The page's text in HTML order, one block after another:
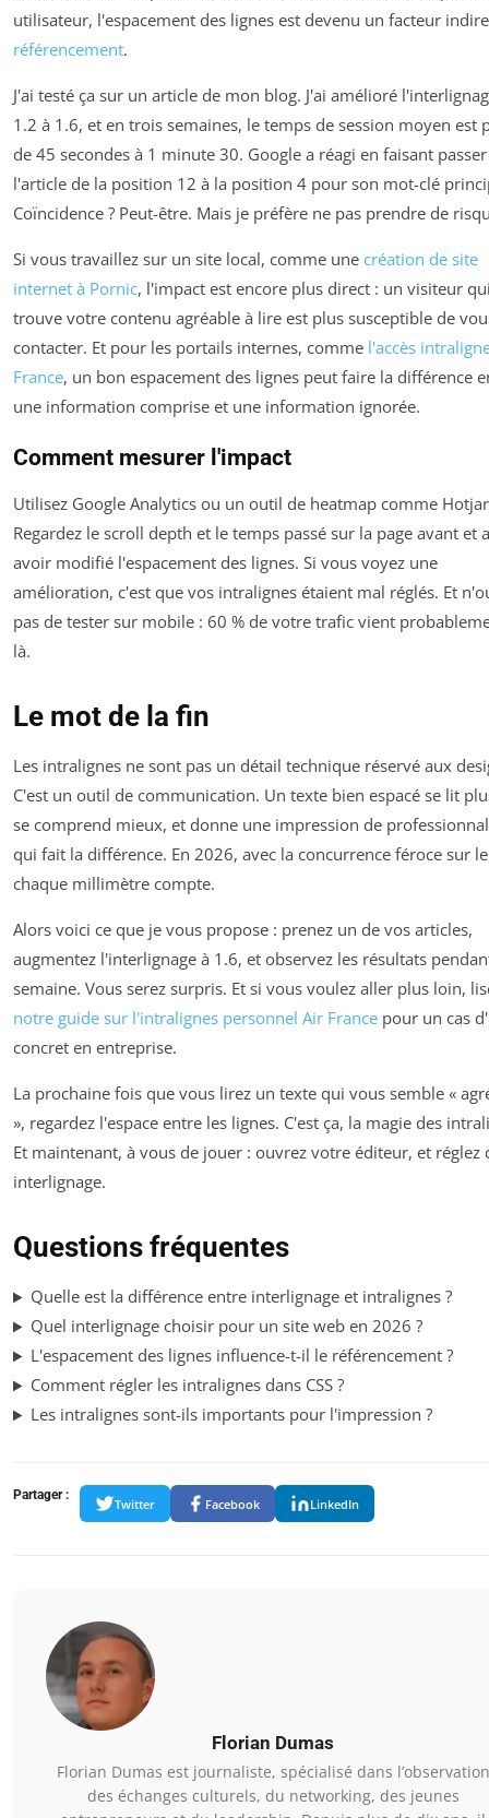
utilisateur, l'espacement des lignes est devenu un facteur
référencement.
J'ai testé ça sur un article de mon blog. J'ai amélioré
1.2 à 1.6, et en trois semaines, le temps de session moyen est
de 45 secondes à 1 minute 30. Google a réagi en faisant passer
l'article de la position 12 à la position 4 pour son mot-clé
Coïncidence ? Peut-être. Mais je préfère ne pas prendre de
Si vous travaillez sur un site local, comme une création de site
internet à Pornic, l'impact est encore plus direct : un visiteur
trouve votre contenu agréable à lire est plus susceptible de
contacter. Et pour les portails internes, comme l'accès
France, un bon espacement des lignes peut faire la différence
une information comprise et une information ignorée.
Comment mesurer l'impact
Utilisez Google Analytics ou un outil de heatmap comme
Regardez le scroll depth et le temps passé sur la page avant et
avoir modifié l'espacement des lignes. Si vous voyez une
amélioration, c'est que vos intralignes étaient mal réglés. Et
pas de tester sur mobile : 60 % de votre trafic vient
là.
Le mot de la fin
Les intralignes ne sont pas un détail technique réservé aux
C'est un outil de communication. Un texte bien espacé se lit
se comprend mieux, et donne une impression de
qui fait la différence. En 2026, avec la concurrence féroce sur
chaque millimètre compte.
Alors voici ce que je vous propose : prenez un de vos articles,
augmentez l'interlignage à 1.6, et observez les résultats
semaine. Vous serez surpris. Et si vous voulez aller plus loin,
notre guide sur l'intralignes personnel Air France pour un cas
concret en entreprise.
La prochaine fois que vous lirez un texte qui vous semble «
», regardez l'espace entre les lignes. C'est ça, la magie des
Et maintenant, à vous de jouer : ouvrez votre éditeur, et réglez
interlignage.
Questions fréquentes
Quelle est la différence entre interlignage et intralignes ?
Quel interlignage choisir pour un site web en 2026 ?
L'espacement des lignes influence-t-il le référencement ?
Comment régler les intralignes dans CSS ?
Les intralignes sont-ils importants pour l'impression ?
Partager :
Twitter Facebook LinkedIn
Florian Dumas
Florian Dumas est journaliste, spécialisé dans l’observation
des échanges culturels, du networking, des jeunes